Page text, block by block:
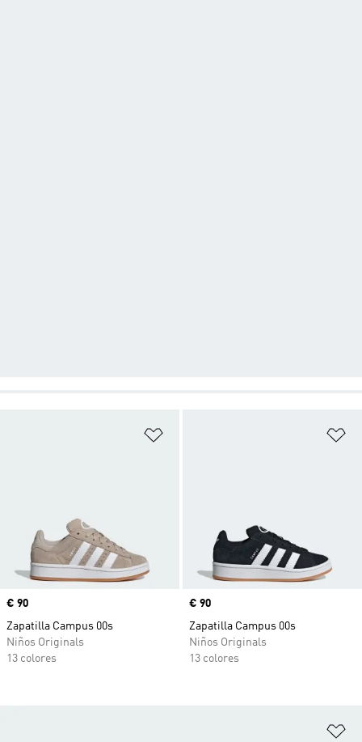
Precio
€ 90
Zapatilla Campus 00s
Niños Originals
13 colores
Precio
€ 90
Zapatilla Campus 00s
Niños Originals
13 colores